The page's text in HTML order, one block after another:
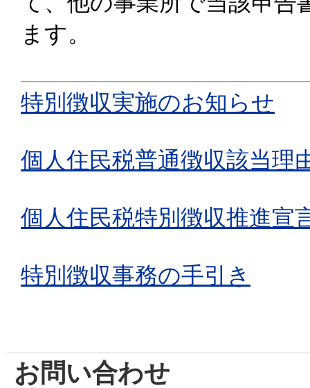
ます。
特別徴収実施のお知らせ
個人住民税普通徴収該当理
個人住民税特別徴収推進宣
特別徴収事務の手引き
お問い合わせ